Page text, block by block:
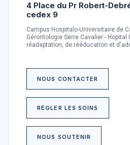
4 Place du Pr Robert-
cedex 9
Campus Hospitalo-Universitaire de
Gérontologie Serre Cavalier -
réadaptation, de rééducation et
NOUS CONTACTER
RÉGLER LES SOINS
NOUS SOUTENIR